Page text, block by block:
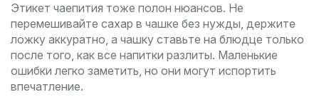
Этикет чаепития тоже полон нюансов. Не
перемешивайте сахар в чашке без нужды, держите
ложку аккуратно, а чашку ставьте на блюдце только
после того, как все напитки разлиты. Маленькие
ошибки легко заметить, но они могут испортить
впечатление.